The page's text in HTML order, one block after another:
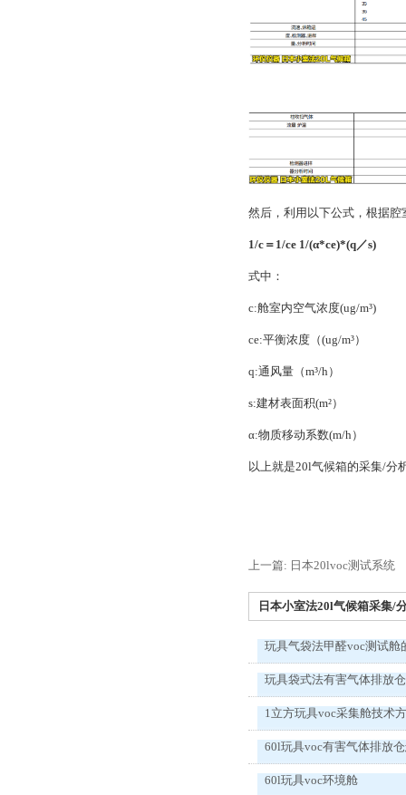
然后，利用以下公式，根据
1/c＝1/ce 1/(α*ce)*(q／s)
式中：
c:舱室内空气浓度(ug/m³)
ce:平衡浓度（(ug/m³）
q:通风量（m³/h）
s:建材表面积(m²）
α:物质移动系数(m/h）
以上就是20l气候箱的采集/分
上一篇: 日本20lvoc测试系统
日本小室法20l气候箱采集/
玩具气袋法甲醛voc测试舱
玩具袋式法有害气体排放仓
1立方玩具voc采集舱技术
60l玩具voc有害气体排放
60l玩具voc环境舱